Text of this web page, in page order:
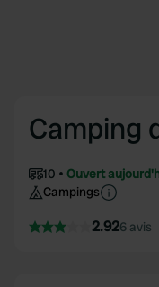
Camping
10
Ouvert
Campings
2.926 avis